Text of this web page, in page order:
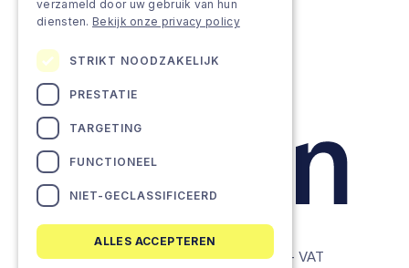
© Lemon Companies - All rights reserved. - VAT
verzameld door uw gebruik van hun
diensten. Bekijk onze privacy policy
STRIKT NOODZAKELIJK
PRESTATIE
TARGETING
FUNCTIONEEL
NIET-GECLASSIFICEERD
ALLES ACCEPTEREN